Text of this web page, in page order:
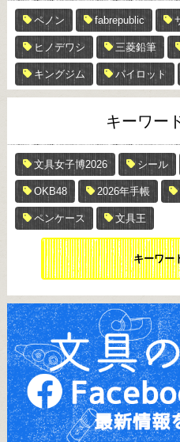
ペノン fabrepublic
ヒノデワシ 三菱鉛筆
キングジム パイロット
キーワー
文具女子博2026 シール
OKB48 2026年手帳
ペンケース 文具王
キーワー